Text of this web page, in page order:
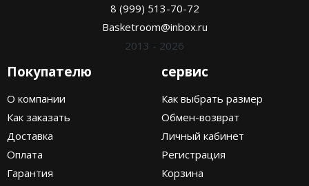
8 (999) 513-70-72
Basketroom@inbox.ru
2013 - 2026
Покупателю
О компании
Как заказать
Доставка
Оплата
Гарантия
сервис
Как выбрать размер
Обмен-возврат
Личный кабинет
Регистрация
Корзина